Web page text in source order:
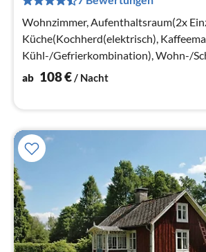
Wohnzimmer, Aufenthaltsraum(2x
Küche(Kochherd(elektrisch),
Kühl-/Gefrierkombination), Wohn-/
Schlafzimmer(2x Etagenbett)
ab 108€/ Nacht